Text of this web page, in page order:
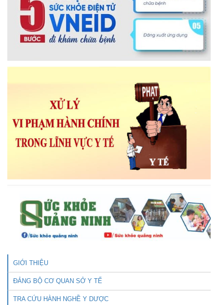
GIỚI THIỆU
ĐẢNG BỘ CƠ QUAN SỞ Y TẾ
TRA CỨU HÀNH NGHỀ Y DƯỢC